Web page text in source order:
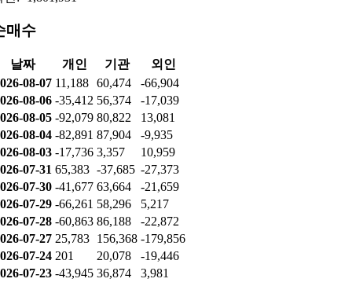
매수
날짜 개인 기관
외인
08-07 11,188 60,474
-66,904
08-06 -35,412 56,374
-17,039
08-05 -92,079 80,822
13,081
08-04 -82,891 87,904
-9,935
08-03 -17,736 3,357
10,959
07-31 65,383 -37,685 -27,373
07-30 -41,677 63,664
-21,659
07-29 -66,261 58,296
5,217
07-28 -60,863 86,188
-22,872
07-27 25,783 156,368 -179,856
07-24 201 20,078
-19,446
07-23 -43,945 36,874
3,981